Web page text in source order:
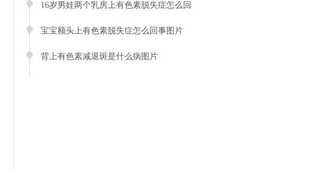
16岁男娃两个乳房上有色素脱失症怎么回
宝宝额头上有色素脱失症怎么回事图片
背上有色素减退斑是什么病图片